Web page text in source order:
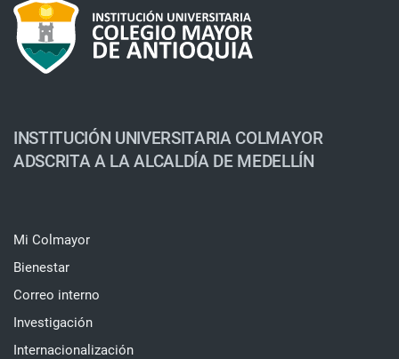
INSTITUCIÓN UNIVERSITARIA COLMAYOR
ADSCRITA A LA ALCALDÍA DE MEDELLÍN
Mi Colmayor
Bienestar
Correo interno
Investigación
Internacionalización